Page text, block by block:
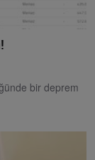
bir deprem